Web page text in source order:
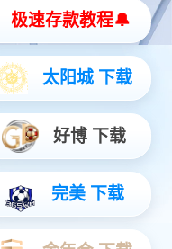
立即订阅
微信搜一搜
jiuyou.com智能